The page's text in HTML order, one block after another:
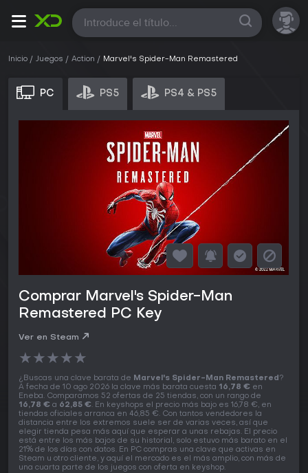
Todas
Inicio Juegos Action Marvel's Spider-Man Remastered
PC PS5 PS4 & PS5
Comprar Marvel's Spider-Man
Remastered PC Key
Ver en Steam
★★★★★
¿Buscas una clave barata de Marvel's Spider-Man Remastered?
A fecha de 10 ago 2026 la clave más barata cuesta 16,78 € en
Eneba. Comparamos 52 ofertas de 25 tiendas, con un rango de
16,78 € a 62,85 €. En keyshops el precio más bajo es 16,78 €, en
tiendas oficiales arranca en 46,85 €. Con tantos vendedores la
distancia entre los extremos suele ser de varias veces, así que
elegir tienda pesa más aquí que esperar a unas rebajas. El precio
está entre los más bajos de su historial, solo estuvo más barato en el
21% de los días con datos. En PC compras una clave que activas en
Steam u otro cliente, y aquí el mercado es el más amplio, con más de
una cuarta parte de los juegos con oferta en keyshop.